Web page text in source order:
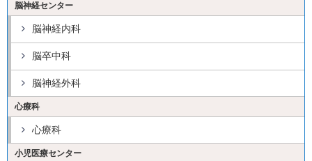
脳神経センター
脳神経内科
脳卒中科
脳神経外科
心療科
心療科
小児医療センター